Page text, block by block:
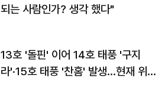
되는 사람인가? 생각 했다"
13호 '돌핀' 이어 14호 태풍 '구지
라'·15호 태풍 '찬홈' 발생…현재 위